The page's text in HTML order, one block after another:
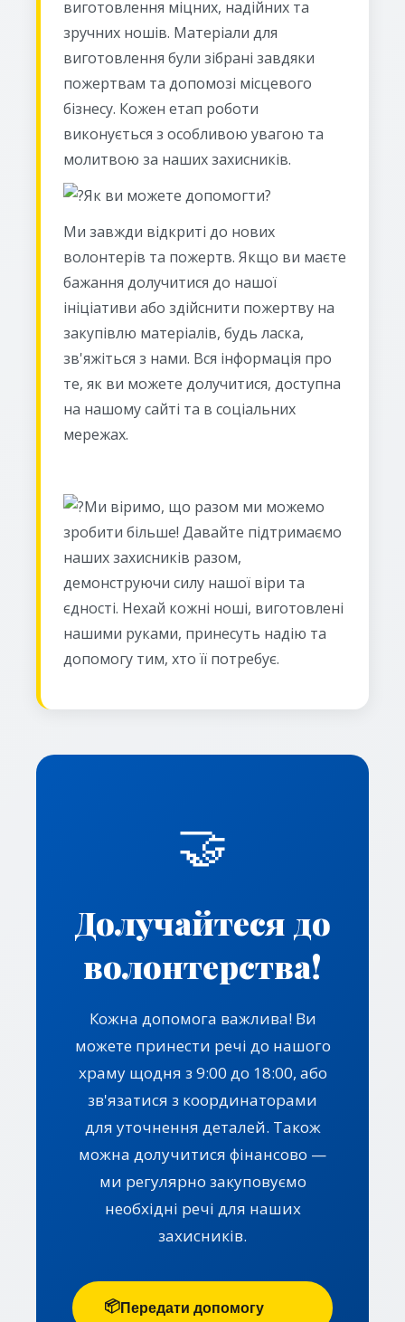
виготовлення міцних, надійних та
зручних ношів. Матеріали для
виготовлення були зібрані завдяки
пожертвам та допомозі місцевого
бізнесу. Кожен етап роботи
виконується з особливою увагою та
молитвою за наших захисників.
Як ви можете допомогти?
Ми завжди відкриті до нових
волонтерів та пожертв. Якщо ви маєте
бажання долучитися до нашої
ініціативи або здійснити пожертву на
закупівлю матеріалів, будь ласка,
зв'яжіться з нами. Вся інформація про
те, як ви можете долучитися, доступна
на нашому сайті та в соціальних
мережах.
Ми віримо, що разом ми можемо
зробити більше! Давайте підтримаємо
наших захисників разом,
демонструючи силу нашої віри та
єдності. Нехай кожні ноші, виготовлені
нашими руками, принесуть надію та
допомогу тим, хто її потребує.
🤝
Долучайтеся до
волонтерства!
Кожна допомога важлива! Ви
можете принести речі до нашого
храму щодня з 9:00 до 18:00, або
зв'язатися з координаторами
для уточнення деталей. Також
можна долучитися фінансово —
ми регулярно закуповуємо
необхідні речі для наших
захисників.
📦Передати допомогу